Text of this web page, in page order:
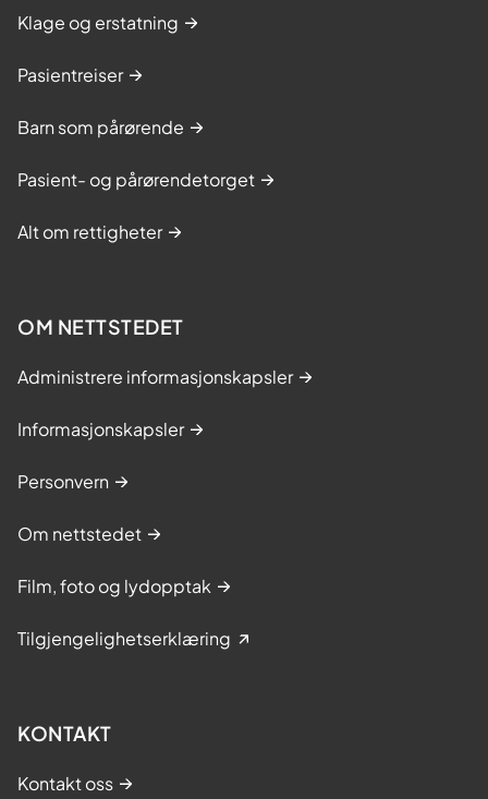
Klage og erstatning
Pasientreiser
Barn som pårørende
Pasient- og pårørendetorget
Alt om rettigheter
OM NETTSTEDET
Administrere informasjonskapsler
Informasjonskapsler
Personvern
Om nettstedet
Film, foto og lydopptak
Tilgjengelighetserklæring
KONTAKT
Kontakt oss